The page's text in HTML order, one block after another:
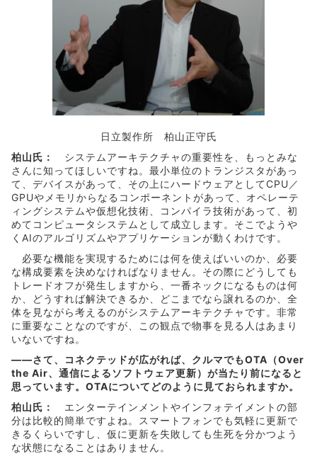
日立製作所 柏山正守氏
柏山氏：
システムアーキテクチャの重要性を、もっとみな
さんに知ってほしいですね。最小単位のトランジスタがあっ
て、デバイスがあって、その上にハードウェアとしてCPU／
GPUやメモリからなるコンポーネントがあって、オペレーテ
ィングシステムや仮想化技術、コンパイラ技術があって、初
めてコンピュータシステムとして成立します。そこでようや
くAIのアルゴリズムやアプリケーションが動くわけです。
必要な機能を実現するためには何を使えばいいのか、必要
な構成要素を決めなければなりません。その際にどうしても
トレードオフが発生しますから、一番ネックになるものは何
か、どうすれば解決できるか、どこまでなら譲れるのか、全
体を見ながら考えるのがシステムアーキテクチャです。非常
に重要なことなのですが、この観点で物事を見る人はあまり
いないですね。
――さて、コネクテッドが広がれば、クルマでもOTA（Over
the Air、通信によるソフトウェア更新）が当たり前になると
思っています。OTAについてどのように見ておられますか。
柏山氏：
エンターテインメントやインフォテイメントの部
分は比較的簡単ですよね。スマートフォンでも気軽に更新で
きるくらいですし、仮に更新を失敗しても生死を分かつよう
な状態になることはありません。